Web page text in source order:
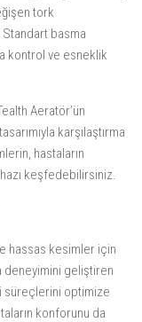
tork
Standart basma
kontrol ve esneklik
Aeratör’ün
karşılaştırma
hastaların
keşfedebilirsiniz.
hassas kesimler için
deneyimini geliştiren
süreçlerini optimize
konforunu da